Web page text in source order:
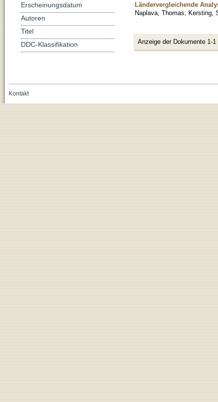
Ländervergleichende
Naplava, Thomas; Kersting,
Anzeige der Dokumente 1-1
Erscheinungsdatum
Autoren
Titel
DDC-Klassifikation
Kontakt